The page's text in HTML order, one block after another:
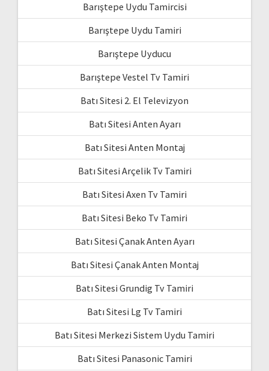
Barıştepe Uydu Tamircisi
Barıştepe Uydu Tamiri
Barıştepe Uyducu
Barıştepe Vestel Tv Tamiri
Batı Sitesi 2. El Televizyon
Batı Sitesi Anten Ayarı
Batı Sitesi Anten Montaj
Batı Sitesi Arçelik Tv Tamiri
Batı Sitesi Axen Tv Tamiri
Batı Sitesi Beko Tv Tamiri
Batı Sitesi Çanak Anten Ayarı
Batı Sitesi Çanak Anten Montaj
Batı Sitesi Grundig Tv Tamiri
Batı Sitesi Lg Tv Tamiri
Batı Sitesi Merkezi Sistem Uydu Tamiri
Batı Sitesi Panasonic Tamiri